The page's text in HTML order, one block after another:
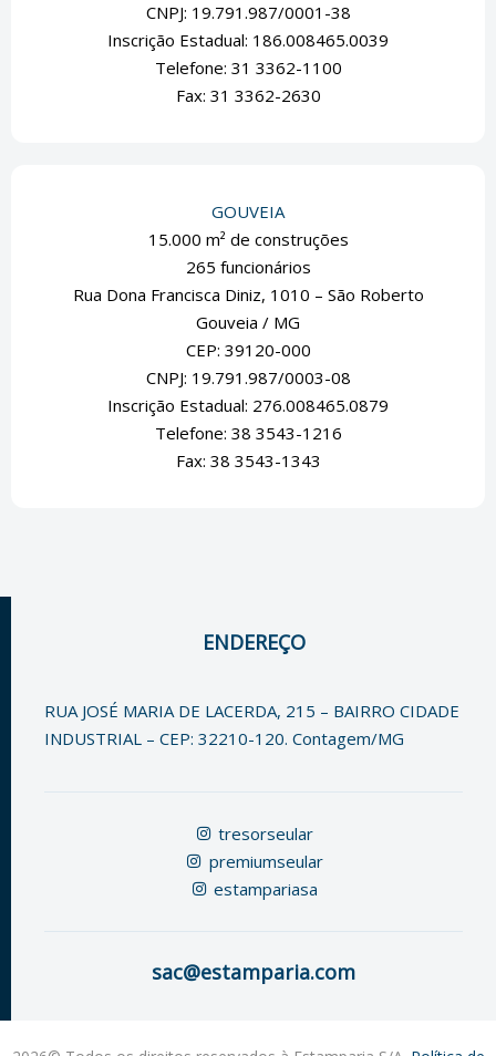
CNPJ: 19.791.987/0001-38
Inscrição Estadual: 186.008465.0039
Telefone: 31 3362-1100
Fax: 31 3362-2630
GOUVEIA
15.000 m² de construções
265 funcionários
Rua Dona Francisca Diniz, 1010 – São Roberto
Gouveia / MG
CEP: 39120-000
CNPJ: 19.791.987/0003-08
Inscrição Estadual: 276.008465.0879
Telefone: 38 3543-1216
Fax: 38 3543-1343
ENDEREÇO
RUA JOSÉ MARIA DE LACERDA, 215 – BAIRRO CIDADE
INDUSTRIAL – CEP: 32210-120. Contagem/MG
tresorseular
premiumseular
estampariasa
sac@estamparia.com